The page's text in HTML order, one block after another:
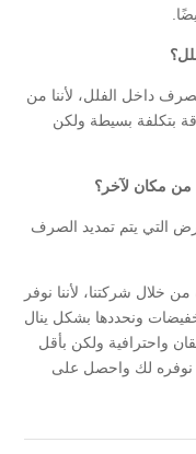
داخل الفلل، لأننا من
بتكلفة بسيطة ولكن
مكان لآخر؟
التي يتم تمديد الصرف
خلال شركتنا، لأننا نوفر
ونحددها بشكل ينال
واحترافية ولكن بأقل
نوفره لك واحصل على